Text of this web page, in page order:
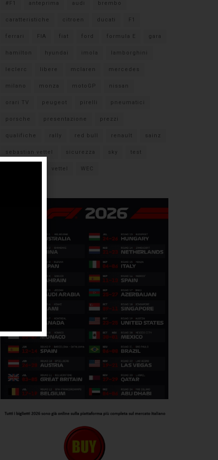
#F1 anteprima audi brembo
caratteristiche citroen ducati F1
ferrari FIA fiat ford formula E gara
hamilton hyundai imola lamborghini
leclerc libere mclaren mercedes
milano monza motoGP nissan
orari TV peugeot pirelli pneumatici
porsche presentazione prezzi
qualifiche rally red bull renault sainz
sebastian vettel sicurezza sky test
vettel WEC